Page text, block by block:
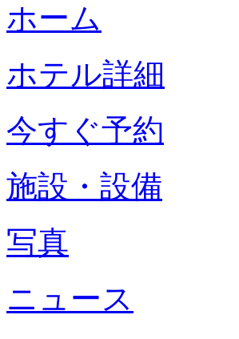
ホーム
ホテル詳細
今すぐ予約
施設・設備
写真
ニュース